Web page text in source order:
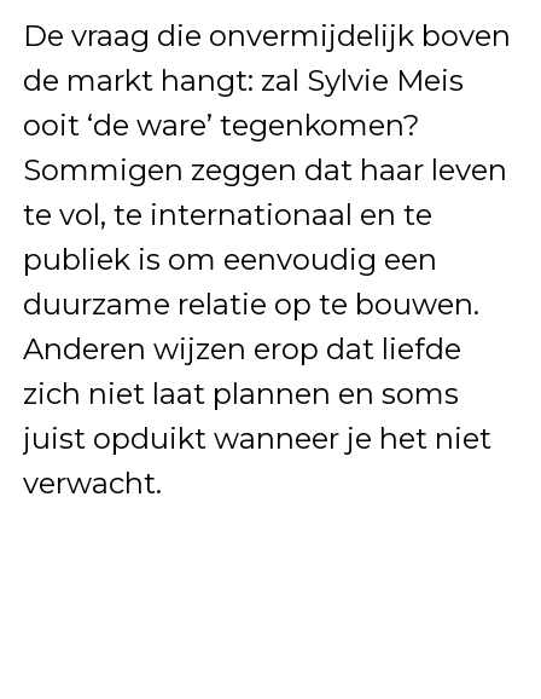
De vraag die onvermijdelijk boven
de markt hangt: zal Sylvie Meis
ooit ‘de ware’ tegenkomen?
Sommigen zeggen dat haar leven
te vol, te internationaal en te
publiek is om eenvoudig een
duurzame relatie op te bouwen.
Anderen wijzen erop dat liefde
zich niet laat plannen en soms
juist opduikt wanneer je het niet
verwacht.